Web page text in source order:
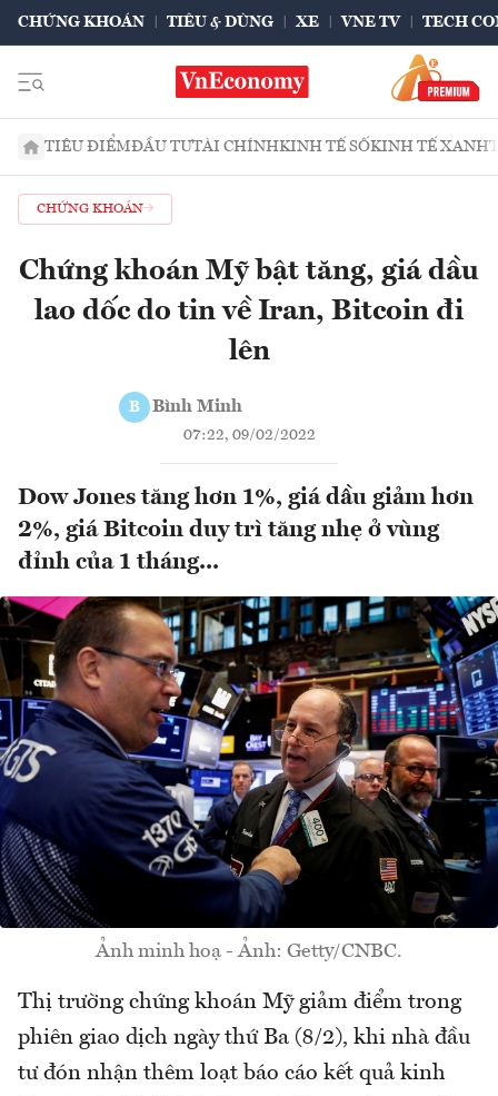
CHỨNG KHOÁN TIÊU & DÙNG XE VNE TV TECH
TIÊU ĐIỂMĐẦU TƯTÀI CHÍNHKINH TẾ SỐKINH TẾ XANH
CHỨNG KHOÁN
Chứng khoán Mỹ bật tăng, giá dầu
lao dốc do tin về Iran, Bitcoin đi
lên
B Bình Minh
07:22, 09/02/2022
Dow Jones tăng hơn 1%, giá dầu giảm hơn
2%, giá Bitcoin duy trì tăng nhẹ ở vùng
đỉnh của 1 tháng...
Ảnh minh hoạ - Ảnh: Getty/CNBC.
Thị trường chứng khoán Mỹ giảm điểm trong
phiên giao dịch ngày thứ Ba (8/2), khi nhà đầu
tư đón nhận thêm loạt báo cáo kết quả kinh